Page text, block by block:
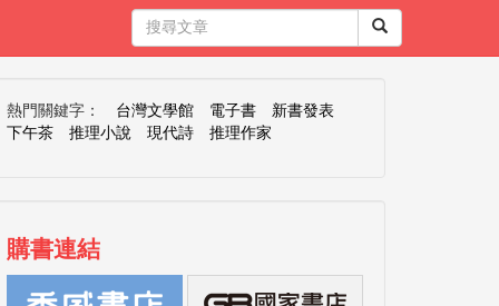
熱門關鍵字： 台灣文學館 電子書
新書發表
下午茶
推理小說 現代詩 推理作家
購書連結